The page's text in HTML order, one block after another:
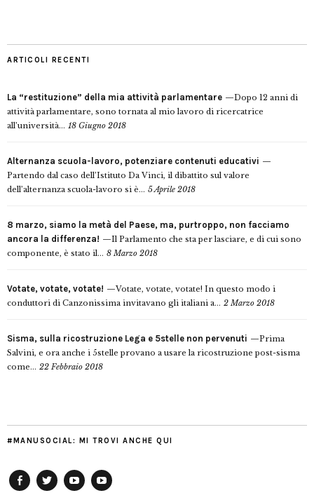
ARTICOLI RECENTI
La “restituzione” della mia attività parlamentare
Dopo 12 anni di
attività parlamentare, sono tornata al mio lavoro di ricercatrice
all’università... 18 Giugno 2018
Alternanza scuola-lavoro, potenziare contenuti educativi
Partendo dal caso dell’Istituto Da Vinci, il dibattito sul valore
dell’alternanza scuola-lavoro si è... 5 Aprile 2018
8 marzo, siamo la metà del Paese, ma, purtroppo, non facciamo
ancora la differenza!
Il Parlamento che sta per lasciare, e di cui sono
componente, è stato il... 8 Marzo 2018
Votate, votate, votate!
Votate, votate, votate! In questo modo i
conduttori di Canzonissima invitavano gli italiani a... 2 Marzo 2018
Sisma, sulla ricostruzione Lega e 5stelle non pervenuti
Prima
Salvini, e ora anche i 5stelle provano a usare la ricostruzione post-sisma
come... 22 Febbraio 2018
#MANUSOCIAL: MI TROVI ANCHE QUI